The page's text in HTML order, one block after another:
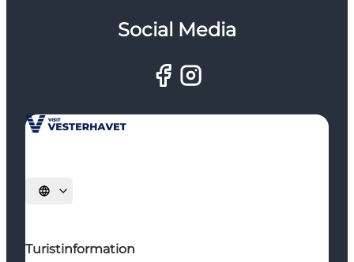
Social Media
Vælg sprog
Turistinformation